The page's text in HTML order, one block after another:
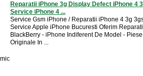
Reparatii iPhone 3g Display Defect iPhone 4
Service iPhone 4 ...
Service Gsm iPhone / Reparatii iPhone 4 3g
Service Apple iPhone Bucuresti Oferim
BlackBerry - iPhone Indiferent De Model - Piese
Originale In ...
mic